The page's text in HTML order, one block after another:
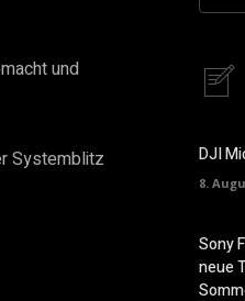
und
Systemblitz
DJI
8.
Sony
neue